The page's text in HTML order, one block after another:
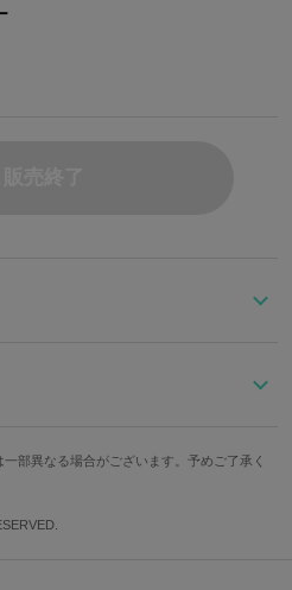
さい。
に登場するアイルーをモチーフに
モノつくりでアイルーの顔を再現
横 奥行
部異なる場合がございます。予めご了承く